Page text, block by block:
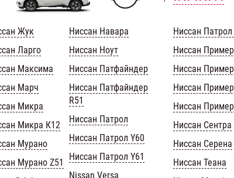
Жук
Ларго
Максима
Марч
Микра
Микра К12
Мурано
Мурано Z51
Ниссан Навара
Ниссан Ноут
Ниссан Патфайндер
Ниссан Патфайндер
R51
Ниссан Патрол
Ниссан Патрол Y60
Ниссан Патрол Y61
Nissan Versa
Ниссан Патрол
Ниссан
Ниссан
Ниссан
Ниссан
Ниссан Сентра
Ниссан Серена
Ниссан Теана